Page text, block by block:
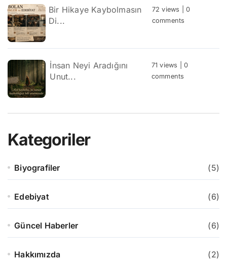
Bir Hikaye Kaybolmasın
Di...
72 views |0
comments
İnsan Neyi Aradığını
Unut...
71 views
0
comments
Kategoriler
Biyografiler (5)
Edebiyat (6)
Güncel Haberler (6)
Hakkımızda (2)